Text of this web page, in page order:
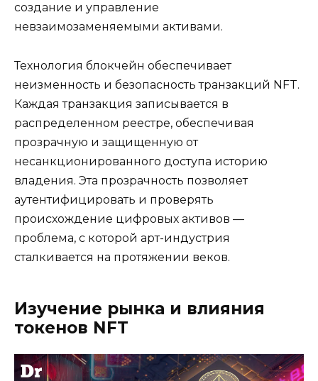
создание и управление
невзаимозаменяемыми активами.
Технология блокчейн обеспечивает
неизменность и безопасность транзакций NFT.
Каждая транзакция записывается в
распределенном реестре, обеспечивая
прозрачную и защищенную от
несанкционированного доступа историю
владения. Эта прозрачность позволяет
аутентифицировать и проверять
происхождение цифровых активов —
проблема, с которой арт-индустрия
сталкивается на протяжении веков.
Изучение рынка и влияния
токенов NFT